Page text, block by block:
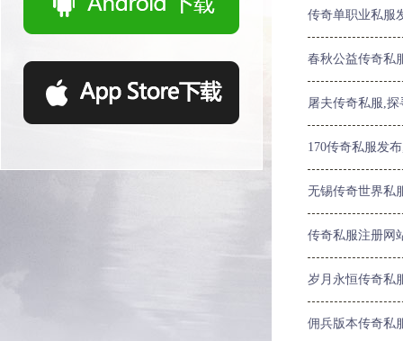
传奇单职业私服
春秋公益传奇私
屠夫传奇私服,
170传奇私服发
无锡传奇世界私
传奇私服注册网
岁月永恒传奇私
佣兵版本传奇私